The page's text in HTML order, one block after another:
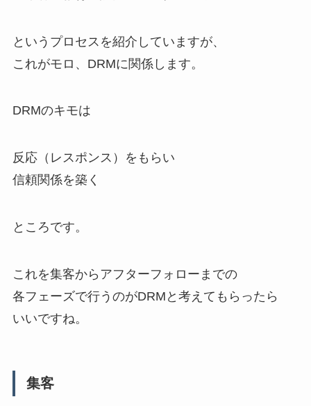
というプロセスを紹介していますが、
これがモロ、DRMに関係します。
DRMのキモは
反応（レスポンス）をもらい
信頼関係を築く
ところです。
これを集客からアフターフォローまでの
各フェーズで行うのがDRMと考えてもらったら
いいですね。
集客